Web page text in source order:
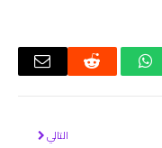
واتسابرديت
البريد
التالي